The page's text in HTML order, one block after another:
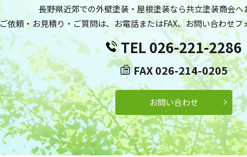
長野県近郊での外壁塗装・屋根塗装なら共立塗装商会へ
ご依頼・お見積り・ご質問は、お電話またはFAX、お問い合わせ
TEL 026-221-2286
FAX 026-214-0205
お問い合わせ